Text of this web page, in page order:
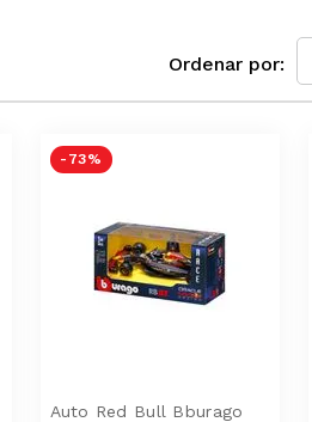
- 73 %
Auto Red Bull Bburago